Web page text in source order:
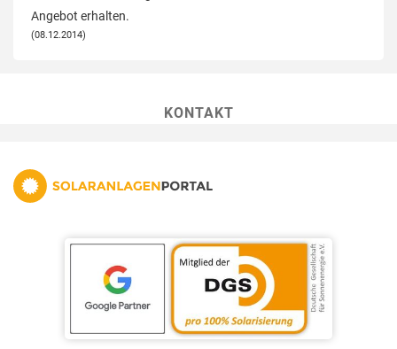
Angebot erhalten.
(08.12.2014)
KONTAKT